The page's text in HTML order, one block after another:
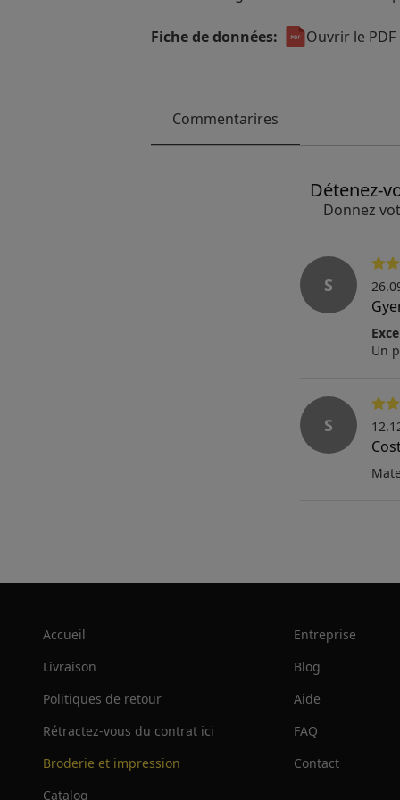
Fiche de données: Ouvrir le PDF
Commentarires
Détenez-
Donnez
S
Un
S
Accueil
Livraison
Politiques de retour
Rétractez-vous du contrat ici
Broderie et impression
Catalog
Entreprise
Blog
Aide
FAQ
Contact